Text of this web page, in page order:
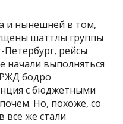
и нынешней в том,
шаттлы группы
рейсы
начали выполняться
бодро
с бюджетными
Но, похоже, со
все же стали